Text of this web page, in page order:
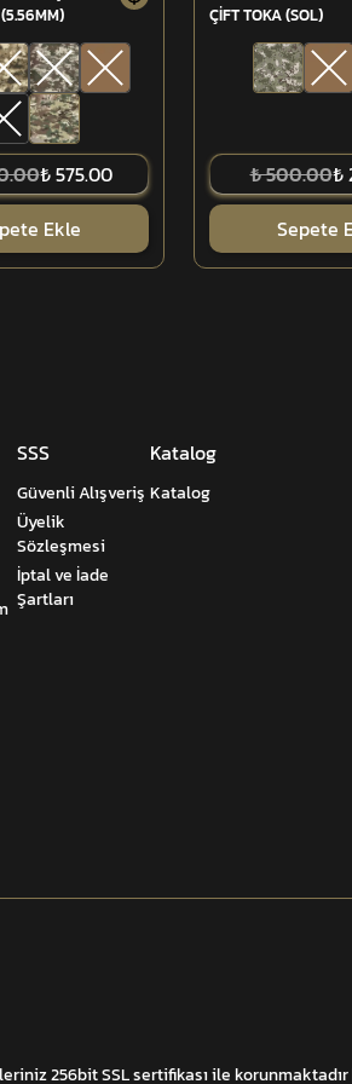
₺ 575.00
Ekle
ÇİFT TOKA (SOL)
₺ 500.00₺
Sepete
SSS
Güvenli Alışveriş
Üyelik
Sözleşmesi
İptal ve İade
Şartları
Katalog
Katalog
256bit SSL sertifikası ile korunmaktadır